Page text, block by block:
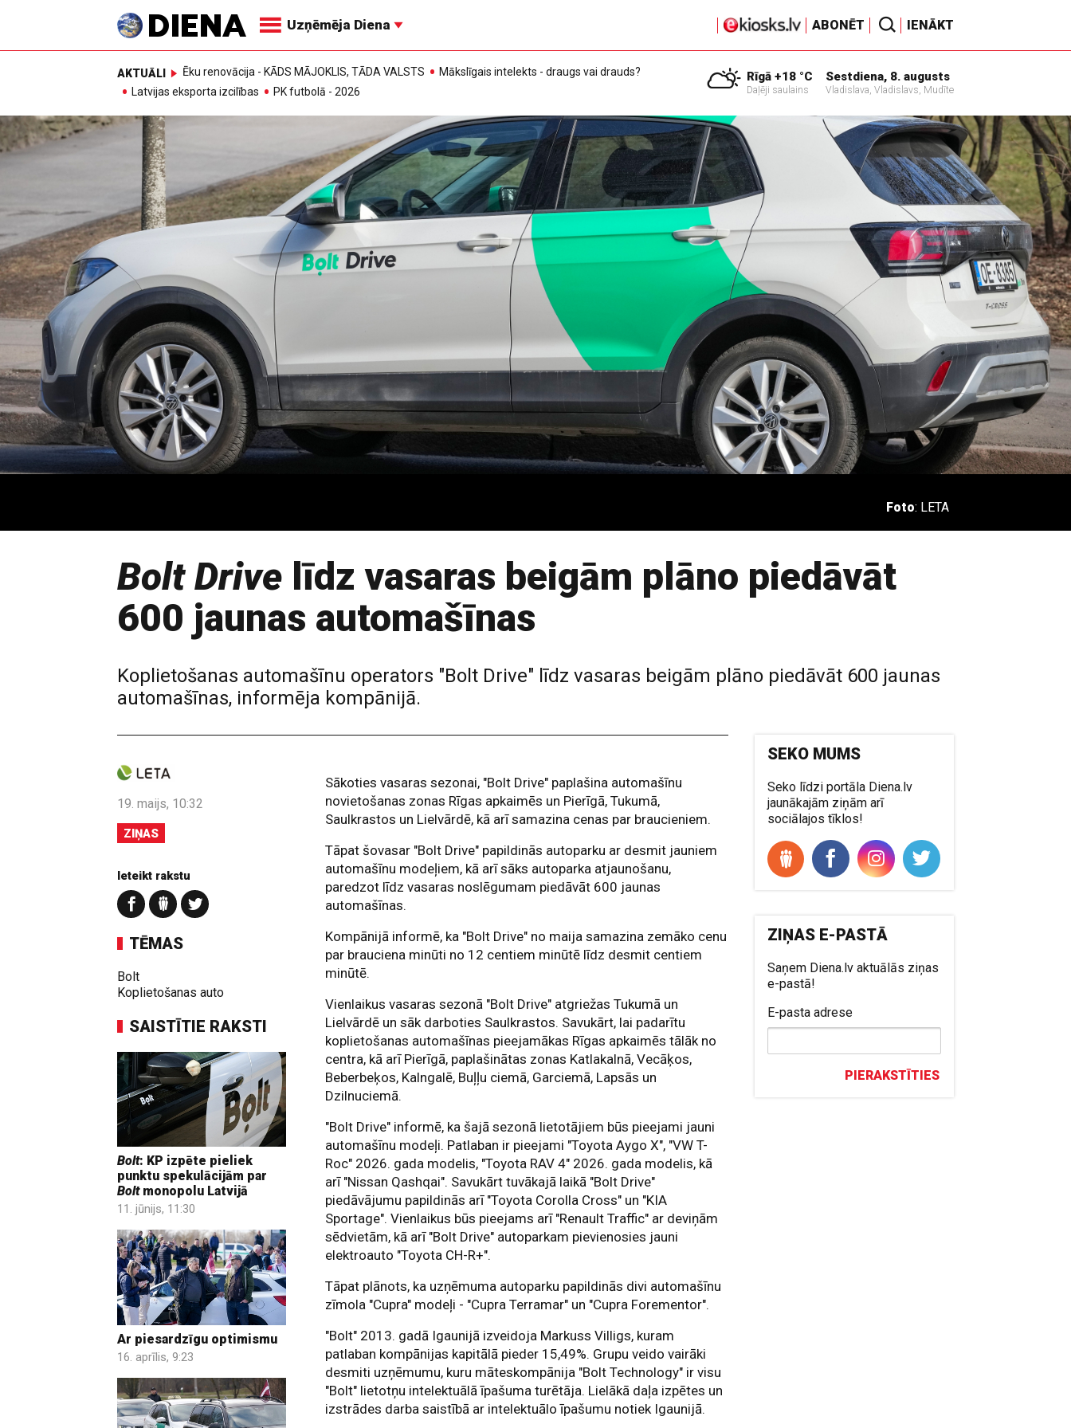
Uzņēmēja Diena ABONĒT IENĀKT
AKTUĀLI Ēku renovācija - KĀDS MĀJOKLIS, TĀDA VALSTS
Mākslīgais intelekts - draugs vai drauds?
Latvijas eksporta izcilības
PK futbolā - 2026
Rīgā +18 °C
Daļēji saulains
Sestdiena, 8. augusts
Vladislava, Vladislavs, Mudīte
Foto: LETA
Bolt Drive līdz vasaras beigām plāno piedāvāt
600 jaunas automašīnas
Koplietošanas automašīnu operators "Bolt Drive" līdz vasaras beigām plāno piedāvāt 600 jaunas
automašīnas, informēja kompānijā.
19. maijs, 10:32
ZIŅAS
Ieteikt rakstu
TĒMAS
Bolt
Koplietošanas auto
SAISTĪTIE RAKSTI
Bolt: KP izpēte pieliek
punktu spekulācijām par
Boltmonopolu Latvijā
11. jūnijs, 11:30
Ar piesardzīgu optimismu
16. aprīlis, 9:23
Sākoties vasaras sezonai, "Bolt Drive" paplašina automašīnu
novietošanas zonas Rīgas apkaimēs un Pierīgā, Tukumā,
Saulkrastos un Lielvārdē, kā arī samazina cenas par braucieniem.
Tāpat šovasar "Bolt Drive" papildinās autoparku ar desmit jauniem
automašīnu modeļiem, kā arī sāks autoparka atjaunošanu,
paredzot līdz vasaras noslēgumam piedāvāt 600 jaunas
automašīnas.
Kompānijā informē, ka "Bolt Drive" no maija samazina zemāko cenu
par brauciena minūti no 12 centiem minūtē līdz desmit centiem
minūtē.
Vienlaikus vasaras sezonā "Bolt Drive" atgriežas Tukumā un
Lielvārdē un sāk darboties Saulkrastos. Savukārt, lai padarītu
koplietošanas automašīnas pieejamākas Rīgas apkaimēs tālāk no
centra, kā arī Pierīgā, paplašinātas zonas Katlakalnā, Vecāķos,
Beberbeķos, Kalngalē, Buļļu ciemā, Garciemā, Lapsās un
Dzilnuciemā.
"Bolt Drive" informē, ka šajā sezonā lietotājiem būs pieejami jauni
automašīnu modeļi. Patlaban ir pieejami "Toyota Aygo X", "VW T-
Roc" 2026. gada modelis, "Toyota RAV 4" 2026. gada modelis, kā
arī "Nissan Qashqai". Savukārt tuvākajā laikā "Bolt Drive"
piedāvājumu papildinās arī "Toyota Corolla Cross" un "KIA
Sportage". Vienlaikus būs pieejams arī "Renault Traffic" ar deviņām
sēdvietām, kā arī "Bolt Drive" autoparkam pievienosies jauni
elektroauto "Toyota CH-R+".
Tāpat plānots, ka uzņēmuma autoparku papildinās divi automašīnu
zīmola "Cupra" modeļi - "Cupra Terramar" un "Cupra Forementor".
"Bolt" 2013. gadā Igaunijā izveidoja Markuss Villigs, kuram
patlaban kompānijas kapitālā pieder 15,49%. Grupu veido vairāki
desmiti uzņēmumu, kuru māteskompānija "Bolt Technology" ir visu
"Bolt" lietotņu intelektuālā īpašuma turētāja. Lielākā daļa izpētes un
izstrādes darba saistībā ar intelektuālo īpašumu notiek Igaunijā.
SEKO MUMS
Seko līdzi portāla Diena.lv
jaunākajām ziņām arī
sociālajos tīklos!
ZIŅAS E-PASTĀ
Saņem Diena.lv aktuālās ziņas
e-pastā!
E-pasta adrese
PIERAKSTĪTIES